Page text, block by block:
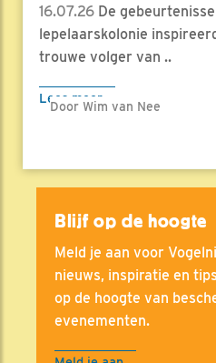
16.07.26 De
lepelaarskolonie
trouwe volger van ..
Lees meer
Door Wim van Nee
Blijf op de hoogte
Meld je aan voor
nieuws, inspiratie en
op de hoogte van
evenementen.